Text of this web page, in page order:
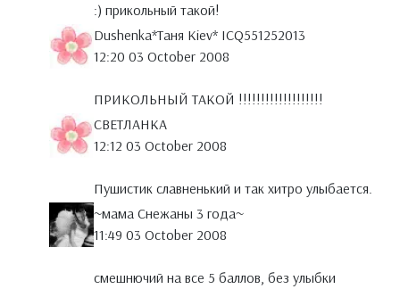
:) прикольный такой!
Dushenka*Таня Kiev* ICQ551252013
12:20 03 October 2008
ПРИКОЛЬНЫЙ ТАКОЙ !!!!!!!!!!!!!!!!!!!
СВЕТЛАНКА
12:12 03 October 2008
Пушистик славненький и так хитро улыбается.
~мама Снежаны 3 года~
11:49 03 October 2008
смешнючий на все 5 баллов, без улыбки